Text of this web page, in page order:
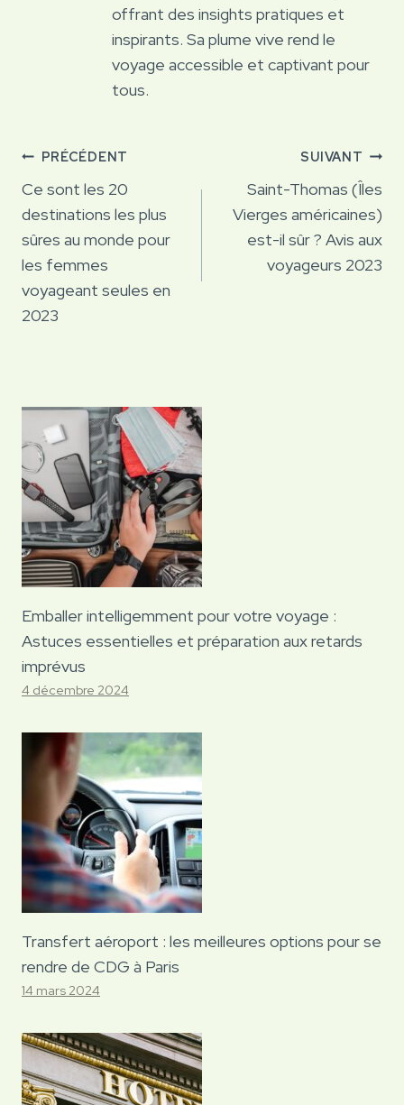
offrant des insights pratiques et
inspirants. Sa plume vive rend le
voyage accessible et captivant pour
tous.
Navigation
de
l’article
PRÉCÉDENT
Ce sont les 20
destinations les plus
sûres au monde pour
les femmes
voyageant seules en
2023
SUIVANT
Saint-Thomas (Îles
Vierges américaines)
est-il sûr ? Avis aux
voyageurs 2023
Emballer intelligemment pour votre voyage :
Astuces essentielles et préparation aux retards
imprévus
4 décembre 2024
Transfert aéroport : les meilleures options pour se
rendre de CDG à Paris
14 mars 2024